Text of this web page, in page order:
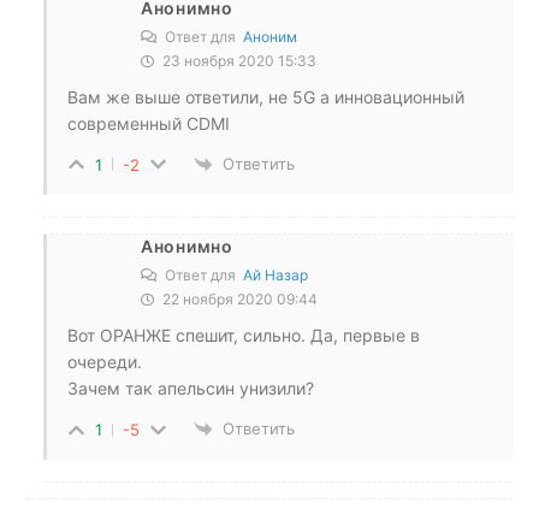
Анонимно
Ответ для Аноним
23 ноября 2020 15:33
Вам же выше ответили, не 5G а инновационный
современный CDMI
1 -2 Ответить
Анонимно
Ответ для Ай Назар
22 ноября 2020 09:44
Вот ОРАНЖЕ спешит, сильно. Да, первые в
очереди.
Зачем так апельсин унизили?
1 -5 Ответить